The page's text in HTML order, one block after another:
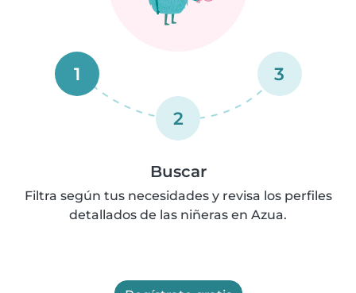
1
2
3
Buscar
Filtra según tus necesidades y revisa los perfiles
detallados de las niñeras en Azua.